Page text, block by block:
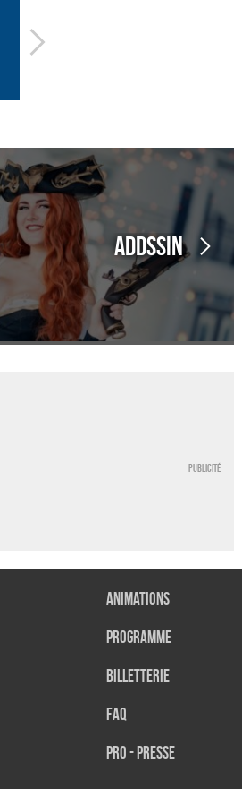
ADDssin
Publicité
Animations
Programme
Billetterie
FAQ
Pro - presse